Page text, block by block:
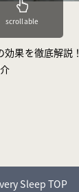
効果を徹底解説！
scrollable
Sleep TOP